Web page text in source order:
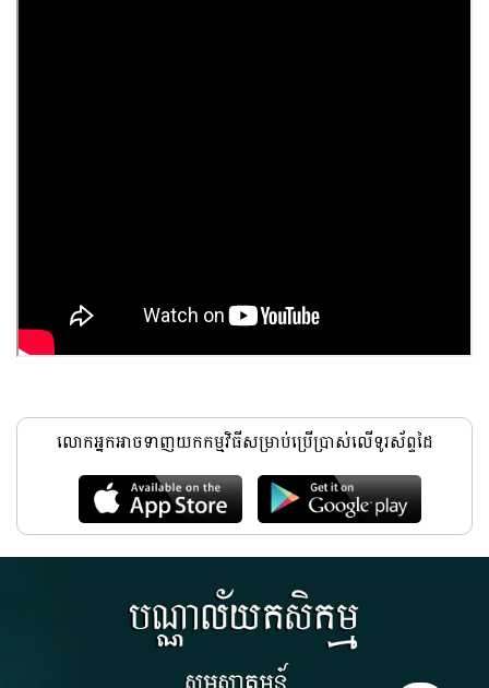
លោកអ្នកអាចទាញយកកម្មវិធីសម្រាប់ប្រើប្រាស់លើទូរស័ព្ទដៃ